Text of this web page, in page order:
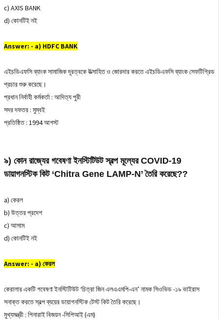
c) AXIS BANK
d) কোনটিই নই
Answer: - a) HDFC BANK
এইচডিএফসি ব্যাংক সামাজিক দূরত্বকে উত্সাহিত ও জোরদার করতে এইচডিএফসি ব্যাংক সেফটিগ্রিড
প্রচার শুরু করেছে।
প্রধান নির্বাহী কর্মকর্তা : আদিত্য পুরী
সদর দফতর : মুম্বই
প্রতিষ্ঠিত : 1994 আগস্ট
৯) কোন রাজ্যের গবেষণা ইনস্টিটিউট স্বল্প মূল্যের COVID-19
ডায়াগনস্টিক কিট ‘Chitra Gene LAMP-N’ তৈরি করেছে??
a) কেরল
b) উত্তর প্রদেশ
c) আসাম
d) কোনটিই নই
Answer: - a) কেরল
কেরালার একটি গবেষণা ইনস্টিটিউট ‘চিত্রা জিন এলএএমপি-এন’ নামক সিওভিড -১৯ ভাইরাস
সনাক্ত করতে স্বল্প ব্যয়ের ডায়াগনস্টিক টেস্ট কিট তৈরি করেছে।
মুখ্যমন্ত্রী : পিনারাই বিজয়ন -সিপিআই (এম)